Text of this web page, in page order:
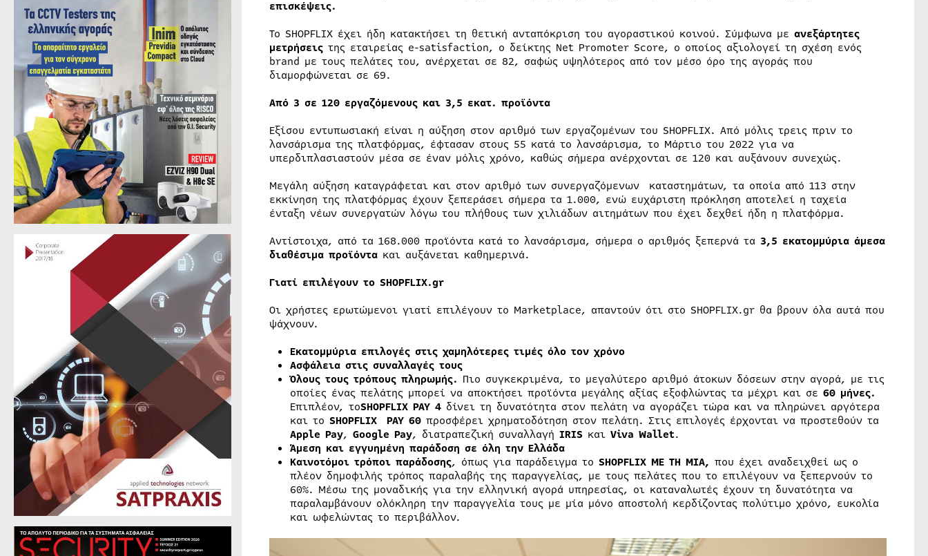
επισκέψεις.
Το SHOPFLIX έχει ήδη κατακτήσει τη θετική ανταπόκριση του αγοραστικού κοινού. Σύμφωνα με ανεξάρτητες
μετρήσειςτης εταιρείας e-satisfaction, o δείκτης Νet Ρromοter Score, ο οποίος αξιολογεί τη σχέση ενός
brand με τους πελάτες του, ανέρχεται σε 82, σαφώς υψηλότερος από τον μέσο όρο της αγοράς που
διαμορφώνεται σε 69.
Από 3 σε 120 εργαζόμενους και 3,5 εκατ. προϊόντα
Εξίσου εντυπωσιακή είναι η αύξηση στον αριθμό των εργαζομένων του SHOPFLIX. Από μόλις τρεις πριν το
λανσάρισμα της πλατφόρμας, έφτασαν στους 55 κατά το λανσάρισμα, το Μάρτιο του 2022 για να
υπερδιπλασιαστούν μέσα σε έναν μόλις χρόνο, καθώς σήμερα ανέρχονται σε 120 και αυξάνουν συνεχώς.
Μεγάλη αύξηση καταγράφεται και στον αριθμό των συνεργαζόμενων καταστημάτων, τα οποία από 113 στην
εκκίνηση της πλατφόρμας έχουν ξεπεράσει σήμερα τα 1.000, ενώ ευχάριστη πρόκληση αποτελεί η ταχεία
ένταξη νέων συνεργατών λόγω του πλήθους των χιλιάδων αιτημάτων που έχει δεχθεί ήδη η πλατφόρμα.
Αντίστοιχα, από τα 168.000 προϊόντα κατά το λανσάρισμα, σήμερα ο αριθμός ξεπερνά τα 3,5 εκατομμύρια άμεσα
διαθέσιμα προϊόντακαι αυξάνεται καθημερινά.
Γιατί επιλέγουν το SHOPFLIX.gr
Οι χρήστες ερωτώμενοι γιατί επιλέγουν το Marketplace, απαντούν ότι στο SHOPFLIX.gr θα βρουν όλα αυτά που
ψάχνουν.
Εκατομμύρια επιλογές στις χαμηλότερες τιμές όλο τον χρόνο
Ασφάλεια στις συναλλαγές τους
Όλους τους τρόπους πληρωμής. Πιο συγκεκριμένα, το μεγαλύτερο αριθμό άτοκων δόσεων στην αγορά, με τις
οποίες ένας πελάτης μπορεί να αποκτήσει προϊόντα μεγάλης αξίας εξοφλώντας τα μέχρι και σε 60 μήνες.
Επιπλέον, τοSHOPFLIX PAY4 δίνει τη δυνατότητα στον πελάτη να αγοράζει τώρα και να πληρώνει αργότερα
και το SHOPFLIX PAY60 προσφέρει χρηματοδότηση στον πελάτη. Στις επιλογές έρχονται να προστεθούν τα
Apple Pay, Google Pay, διατραπεζική συναλλαγή IRIS και Viva Wallet.
Άμεση και εγγυημένη παράδοση σε όλη την Ελλάδα
Καινοτόμοι τρόποι παράδοσης, όπως για παράδειγμα το SHOPFLIX ΜΕ ΤΗ ΜΙΑ, που έχει αναδειχθεί ως ο
πλέον δημοφιλής τρόπος παραλαβής της παραγγελίας, με τους πελάτες που το επιλέγουν να ξεπερνούν το
60%. Μέσω της μοναδικής για την ελληνική αγορά υπηρεσίας, οι καταναλωτές έχουν τη δυνατότητα να
παραλαμβάνουν ολόκληρη την παραγγελία τους με μία μόνο αποστολή κερδίζοντας πολύτιμο χρόνο, ευκολία
και ωφελώντας το περιβάλλον.